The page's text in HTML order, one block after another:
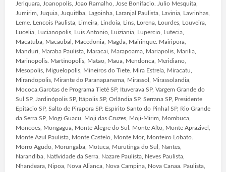
Jeriquara, Joanopolis, Joao Ramalho, Jose Bonifacio. Julio Mesquita,
Jumirim, Juquia, Juquitiba, Lagoinha, Laranjal Paulista, Lavinia, Lavrinhas,
Leme. Lencois Paulista, Limeira, Lindoia, Lins, Lorena, Lourdes, Louveira,
Lucelia, Lucianopolis, Luis Antonio, Luiziania, Lupercio, Lutecia,
Macatuba, Macaubal, Macedonia, Magda, Mairinque. Mairipora,
Manduri, Maraba Paulista, Maracai, Marapoama, Mariapolis, Marilia,
Marinopolis. Martinopolis, Matao, Maua, Mendonca, Meridiano,
Mesopolis, Miguelopolis, Mineiros do Tiete. Mira Estrela, Miracatu,
Mirandopolis, Mirante do Paranapanema, Mirassol, Mirassolandia,
Mococa.Garotas de Programa Tietê SP, Ituverava SP, Vargem Grande do
Sul SP, Jardinópolis SP, Itápolis SP, Orlândia SP, Serrana SP, Presidente
Epitácio SP, Salto de Pirapora SP. Espírito Santo do Pinhal SP, Rio Grande
da Serra SP, Mogi Guacu, Moji das Cruzes, Moji-Mirim, Mombuca,
Moncoes, Mongagua, Monte Alegre do Sul. Monte Alto, Monte Aprazivel,
Monte Azul Paulista, Monte Castelo, Monte Mor, Monteiro Lobato.
Morro Agudo, Morungaba, Motuca, Murutinga do Sul, Nantes,
Narandiba, Natividade da Serra. Nazare Paulista, Neves Paulista,
Nhandeara, Nipoa, Nova Alianca, Nova Campina, Nova Canaa. Paulista,